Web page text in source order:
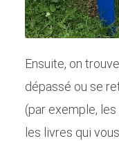
Ensuite, on
dépassé ou se
(par exemple,
les livres qui